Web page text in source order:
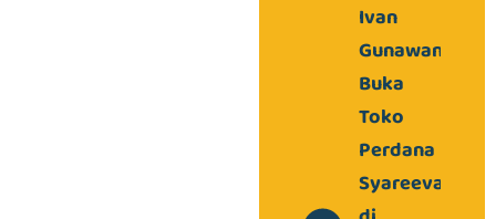
Ivan
Gunawan
Buka
Toko
Perdana
Syareeva